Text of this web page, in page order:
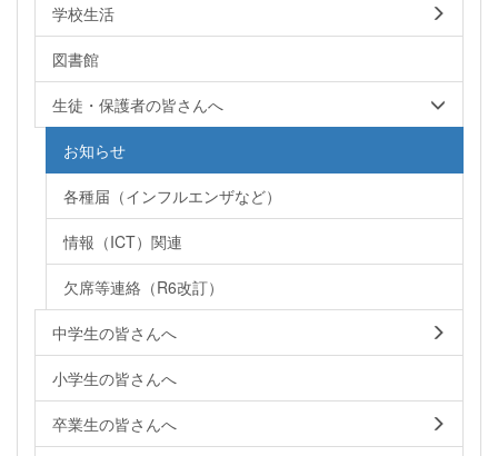
学校生活
図書館
生徒・保護者の皆さんへ
お知らせ
各種届（インフルエンザなど）
情報（ICT）関連
欠席等連絡（R6改訂）
中学生の皆さんへ
小学生の皆さんへ
卒業生の皆さんへ